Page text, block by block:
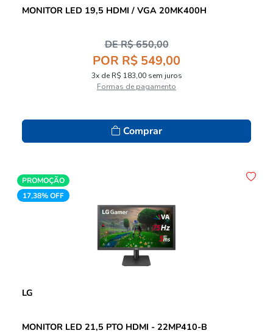
MONITOR LED 19,5 HDMI / VGA 20MK400H
DE R$ 650,00
POR R$ 549,00
3x de R$ 183,00 sem juros
Formas de pagamento
Comprar
PROMOÇÃO
17,38% OFF
LG
MONITOR LED 21,5 PTO HDMI - 22MP410-B